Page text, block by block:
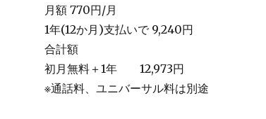
月額 770円/月
1年(12か月)支払いで 9,240円
合計額
初月無料＋1年 12,973円
※通話料、ユニバーサル料は別途